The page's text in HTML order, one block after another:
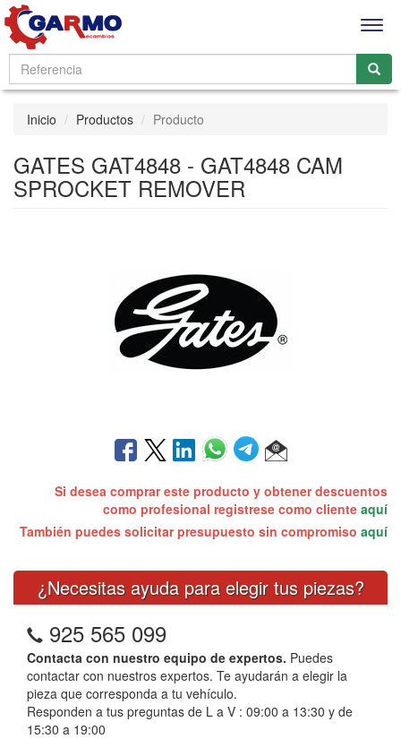
Inicio Productos Producto
GATES GAT4848 - GAT4848 CAM
SPROCKET REMOVER
Si desea comprar este producto y obtener descuentos
como profesional registrese como cliente aquí
También puedes solicitar presupuesto sin compromiso aquí
¿Necesitas ayuda para elegir tus piezas?
925 565 099
Contacta con nuestro equipo de expertos. Puedes
contactar con nuestros expertos. Te ayudarán a elegir la
pieza que corresponda a tu vehículo.
Responden a tus preguntas de L a V : 09:00 a 13:30 y de
15:30 a 19:00